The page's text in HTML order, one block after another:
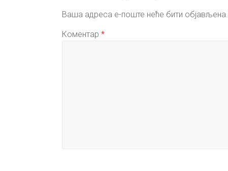
Ваша адреса е-поште неће бити објављена.
Коментар *